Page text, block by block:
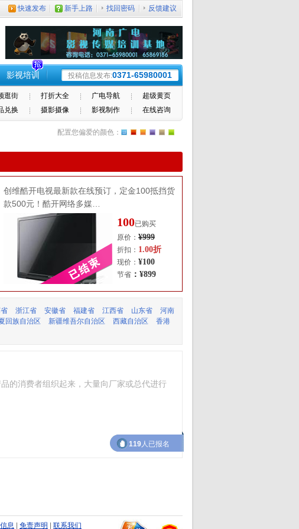
快速发布 新手上路 找回密码 反馈建议
影视培训 投稿信息发布:0371-65980001
逛街 打折大全 广电导航
超级黄页
兑换 摄影摄像 影视制作 在线咨询
配置您偏爱的颜色：
创维酷开电视最新款在线预订，定金100抵挡货
款500元！酷开网络多媒…
100已购买
原价： ¥999
折扣： 1.00折
现价： ¥100
节省 ：¥899
浙江省 安徽省 福建省 江西省 山东省
河南
回族自治区 新疆维吾尔自治区 西藏自治区
香港
的消费者组织起来，大量向厂家或总代进行
119人已报名
息 免责声明 联系我们